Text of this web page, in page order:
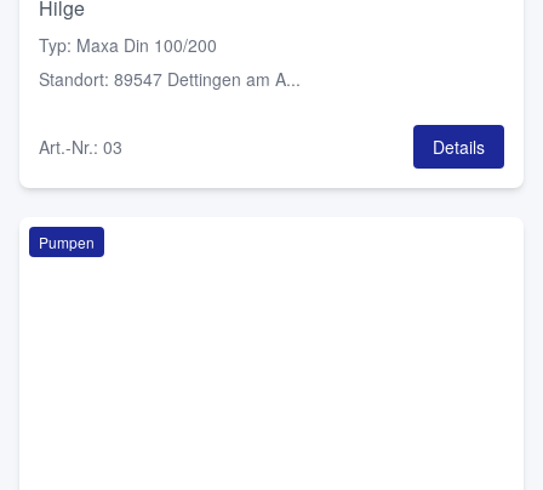
Hilge
Typ: Maxa Din 100/200
Standort: 89547 Dettingen am A...
Art.-Nr.: 03 Details
Pumpen